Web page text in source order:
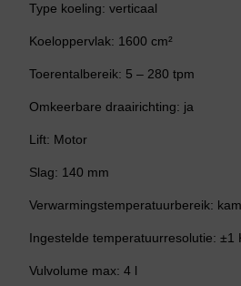
Type koeling: verticaal
Koeloppervlak: 1600 cm²
Toerentalbereik: 5 – 280 tpm
Omkeerbare draairichting: ja
Lift: Motor
Slag: 140 mm
Verwarmingstemperatuurbereik:
Ingestelde temperatuurresolutie: ±1
Vulvolume max: 4 l